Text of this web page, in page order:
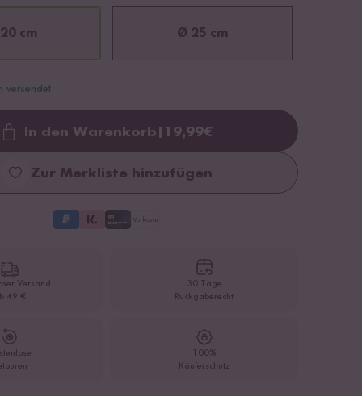
cm Ø 25 cm
versendet
Loading...
In den Warenkorb 19,99€
Zur Merkliste hinzufügen
Versand
49 €
30 Tage
Rückgaberecht
100%
Käuferschutz